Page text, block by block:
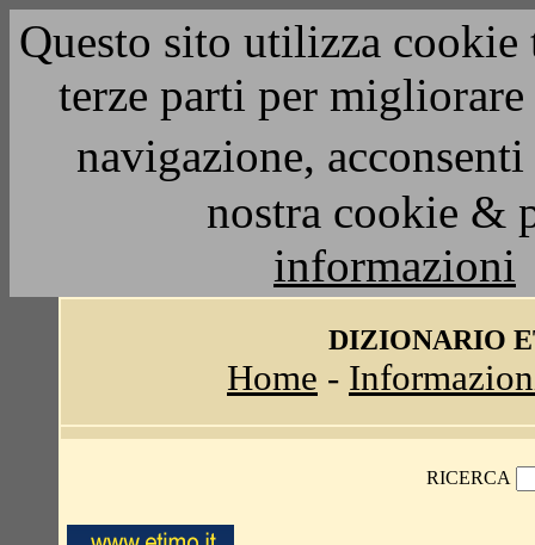
Questo sito utilizza
terze parti per
navigazione,
nostra cookie &
informazioni
DIZIONARIO
Home -
RICERCA